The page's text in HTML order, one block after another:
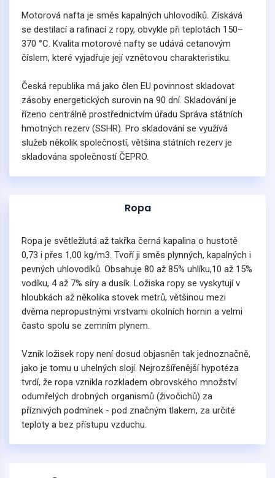
Motorová nafta je směs kapalných uhlovodíků. Získává
se destilací a rafinací z ropy, obvykle při teplotách 150–
370 °C. Kvalita motorové nafty se udává cetanovým
číslem, které vyjadřuje její vznětovou charakteristiku.
Česká republika má jako člen EU povinnost skladovat
zásoby energetických surovin na 90 dní. Skladování je
řízeno centrálně prostřednictvím úřadu Správa státních
hmotných rezerv (SSHR). Pro skladování se využívá
služeb několik společností, většina státních rezerv je
skladována společností ČEPRO.
Ropa
Ropa je světležlutá až takřka černá kapalina o hustotě
0,73 i přes 1,00 kg/m3. Tvoří ji směs plynných, kapalných i
pevných uhlovodíků. Obsahuje 80 až 85% uhlíku,10 až 15%
vodíku, 4 až 7% síry a dusík. Ložiska ropy se vyskytují v
hloubkách až několika stovek metrů, většinou mezi
dvěma nepropustnými vrstvami okolních hornin a velmi
často spolu se zemním plynem.
Vznik ložisek ropy není dosud objasněn tak jednoznačně,
jako je tomu u uhelných slojí. Nejrozšířenější hypotéza
tvrdí, že ropa vznikla rozkladem obrovského množství
odumřelých drobných organismů (živočichů) za
příznivých podmínek - pod značným tlakem, za určité
teploty a bez přístupu vzduchu.